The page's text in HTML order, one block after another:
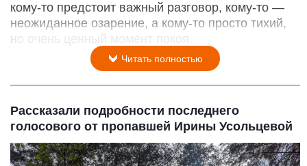
кому‑то предстоит важный разговор, кому‑то —
неожиданное озарение, а кому‑то просто тихий,
но очень ценный момент покоя.
Читать полностью
Рассказали подробности последнего
голосового от пропавшей Ирины Усольцевой